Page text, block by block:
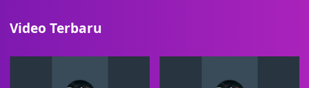
Video Terbaru